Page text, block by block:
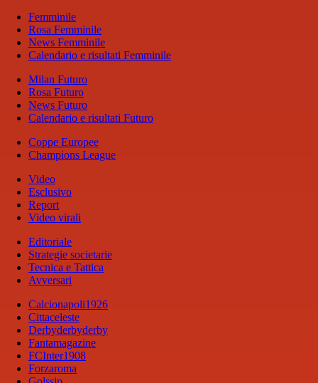
Femminile
Rosa Femminile
News Femminile
Calendario e risultati Femminile
Milan Futuro
Rosa Futuro
News Futuro
Calendario e risultati Futuro
Coppe Europee
Champions League
Video
Esclusivo
Report
Video virali
Editoriale
Strategie societarie
Tecnica e Tattica
Avversari
Calcionapoli1926
Cittaceleste
Derbyderbyderby
Fantamagazine
FCInter1908
Forzaroma